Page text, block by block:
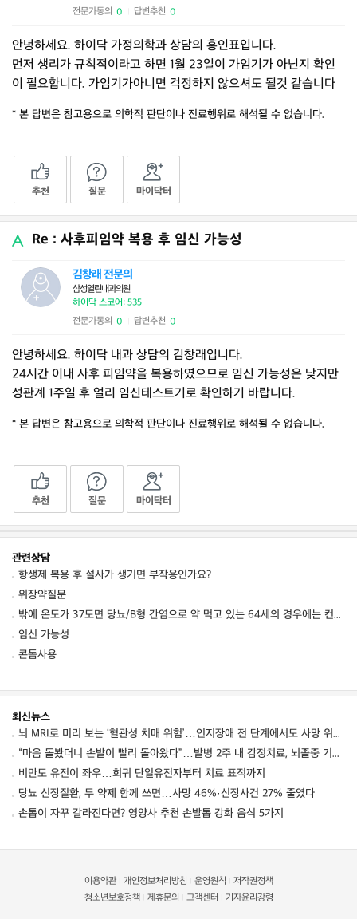
전문가동의 0 답변추천 0
안녕하세요. 하이닥 가정의학과 상담의 홍인표입니다.
먼저 생리가 규칙적이라고 하면 1월 23일이 가임기가 아닌지 확인
이 필요합니다. 가임기가아니면 걱정하지 않으셔도 될것 같습니다
* 본 답변은 참고용으로 의학적 판단이나 진료행위로 해석될 수 없습니다.
추천 질문 마이닥터
Re : 사후피임약 복용 후 임신 가능성
김창래 전문의
삼성열린내과의원
하이닥 스코어: 535
전문가동의 0 답변추천 0
안녕하세요. 하이닥 내과 상담의 김창래입니다.
24시간 이내 사후 피임약을 복용하였으므로 임신 가능성은 낮지만
성관계 1주일 후 얼리 임신테스트기로 확인하기 바랍니다.
* 본 답변은 참고용으로 의학적 판단이나 진료행위로 해석될 수 없습니다.
추천 질문 마이닥터
관련상담
항생제 복용 후 설사가 생기면 부작용인가요?
위장약질문
밖에 온도가 37도면 당뇨/B형 간염으로 약 먹고 있는 64세의 경우에는 컨디션 저하를 동
임신 가능성
콘돔사용
최신뉴스
뇌 MRI로 미리 보는 ‘혈관성 치매 위험’…인지장애 전 단계에서도 사망 위험 높였다
“마음 돌봤더니 손발이 빨리 돌아왔다”…발병 2주 내 감정치료, 뇌졸중 기능회복 점수 10점↑
비만도 유전이 좌우…희귀 단일유전자부터 치료 표적까지
당뇨 신장질환, 두 약제 함께 쓰면…사망 46%·신장사건 27% 줄였다
손톱이 자꾸 갈라진다면? 영양사 추천 손발톱 강화 음식 5가지
이용약관 개인정보처리방침 운영원칙
저작권정책
청소년보호정책
제휴문의 고객센터 기자윤리강령